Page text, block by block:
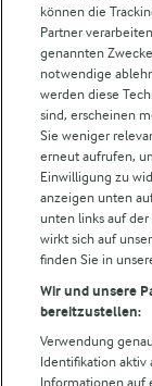
Weitere Arla
Castello
Lurpak
Arla Pro
Für unsere
Folge uns!
können die
Partner
genannten
notwendige
werden diese
sind, erscheinen
Sie weniger
erneut aufrufen,
Einwilligung zu
anzeigen unten
unten links auf
wirkt sich auf
finden Sie in
Wir und unsere
bereitzustellen:
Verwendung
Identifikation aktiv
Informationen auf